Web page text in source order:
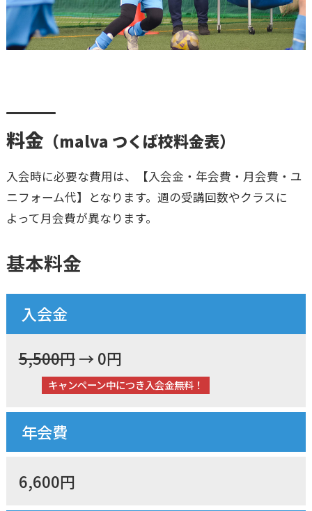
料金 （malva つくば校料金表）
入会時に必要な費用は、【入会金・年会費・月会費・ユ
ニフォーム代】となります。週の受講回数やクラスに
よって月会費が異なります。
基本料金
入会金
5,500円→ 0円
キャンペーン中につき入会金無料！
年会費
6,600円